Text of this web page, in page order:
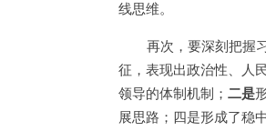
线思维。
再次，要深刻把握
征，表现出政治性、人
领导的体制机制； 二是
展思路；四是形成了稳